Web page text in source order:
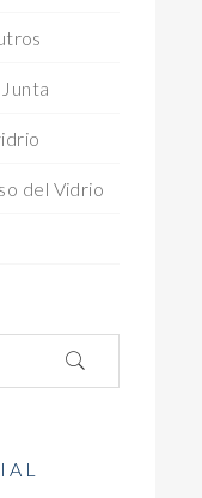
del Vidrio